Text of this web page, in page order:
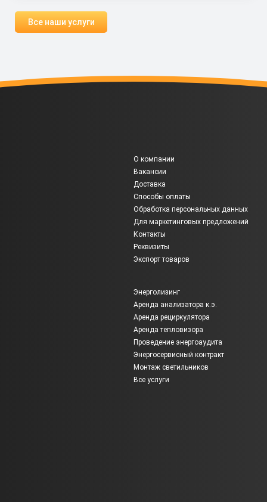
Все наши услуги
О компании
Вакансии
Доставка
Способы оплаты
Обработка персональных данных
Для маркетинговых предложений
Контакты
Реквизиты
Экспорт товаров
Энерголизинг
Аренда анализатора к.э.
Аренда рециркулятора
Аренда тепловизора
Проведение энергоаудита
Энергосервисный контракт
Монтаж светильников
Все услуги